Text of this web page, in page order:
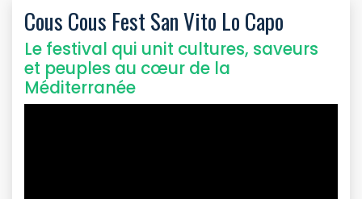
Cous Cous Fest San Vito Lo Capo
Le festival qui unit cultures, saveurs
et peuples au cœur de la
Méditerranée